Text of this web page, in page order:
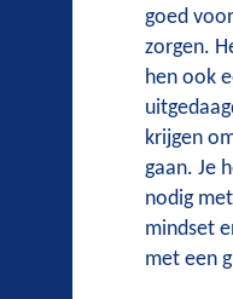
goed
zorgen.
hen ook
krijgen
gaan. Je
nodig
mindset
met een